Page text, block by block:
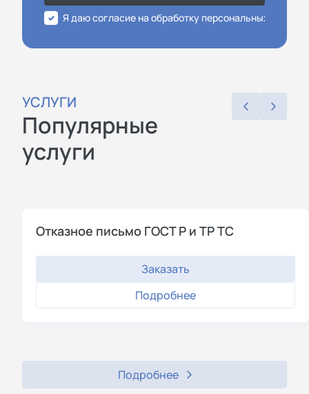
Я даю согласие на обработку персональных
УСЛУГИ
Популярные
услуги
Отказное письмо ГОСТ Р и ТР ТС
Заказать
Подробнее
Подробнее